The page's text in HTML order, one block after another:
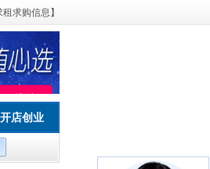
租求购信息】
开店创业